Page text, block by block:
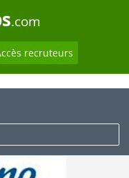
.com
recruteurs